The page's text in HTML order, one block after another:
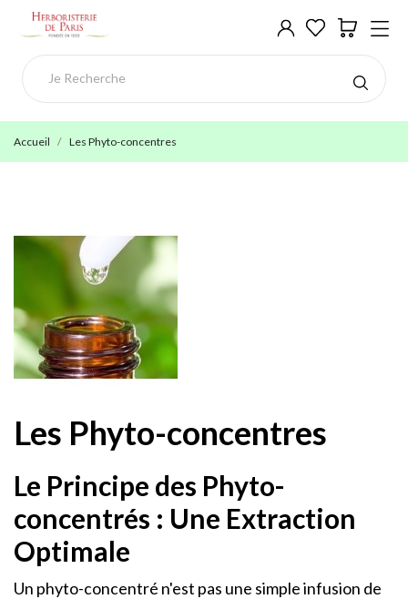
Accueil Les Phyto-concentres
Les Phyto-concentres
Le Principe des Phyto-
concentrés : Une Extraction
Optimale
Un phyto-concentré n'est pas une simple infusion de